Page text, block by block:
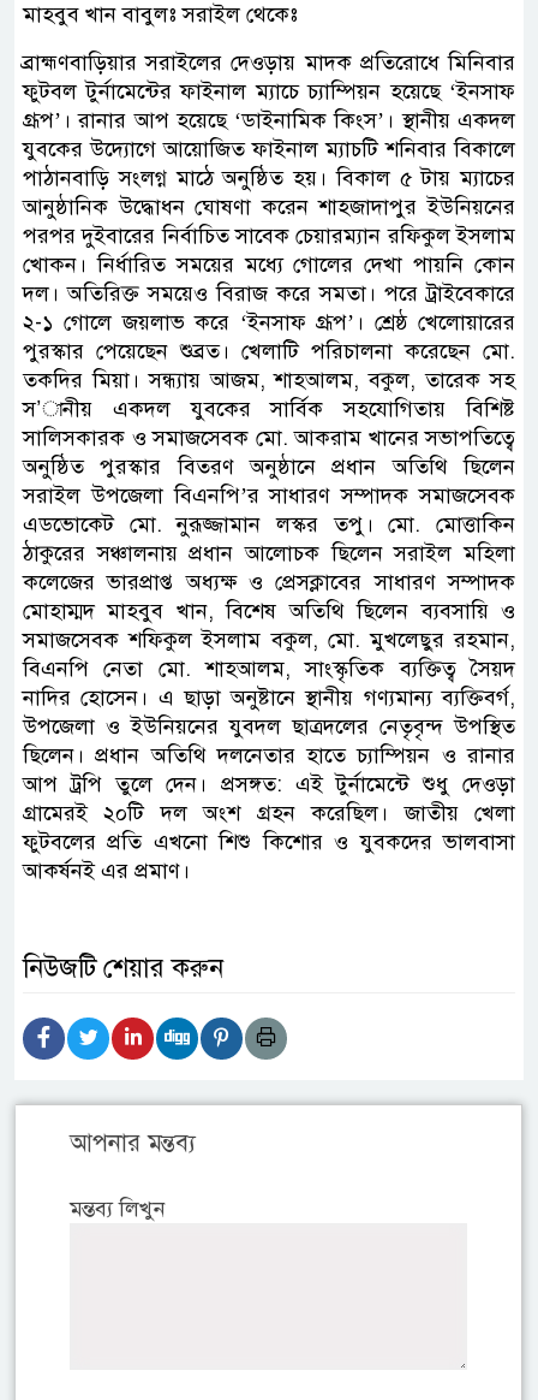
মাহবুব খান বাবুলঃ সরাইল থেকেঃ
ব্রাহ্মণবাড়িয়ার সরাইলের দেওড়ায় মাদক প্রতিরোধে মিনিবার
ফুটবল টুর্নামেন্টের ফাইনাল ম্যাচে চ্যাম্পিয়ন হয়েছে ‘ইনসাফ
গ্রূপ’। রানার আপ হয়েছে ‘ডাইনামিক কিংস’। স্থানীয় একদল
যুবকের উদ্যোগে আয়োজিত ফাইনাল ম্যাচটি শনিবার বিকালে
পাঠানবাড়ি সংলগ্ন মাঠে অনুষ্ঠিত হয়। বিকাল ৫ টায় ম্যাচের
আনুষ্ঠানিক উদ্ধোধন ঘোষণা করেন শাহজাদাপুর ইউনিয়নের
পরপর দুইবারের নির্বাচিত সাবেক চেয়ারম্যান রফিকুল ইসলাম
খোকন। নির্ধারিত সময়ের মধ্যে গোলের দেখা পায়নি কোন
দল। অতিরিক্ত সময়েও বিরাজ করে সমতা। পরে ট্রাইবেকারে
২-১ গোলে জয়লাভ করে ‘ইনসাফ গ্রূপ’। শ্রেষ্ঠ খেলোয়ারের
পুরস্কার পেয়েছেন শুব্রত। খেলাটি পরিচালনা করেছেন মো.
তকদির মিয়া। সন্ধ্যায় আজম, শাহআলম, বকুল, তারেক সহ
স’ানীয় একদল যুবকের সার্বিক সহযোগিতায় বিশিষ্ট
সালিসকারক ও সমাজসেবক মো. আকরাম খানের সভাপতিত্বে
অনুষ্ঠিত পুরস্কার বিতরণ অনুষ্ঠানে প্রধান অতিথি ছিলেন
সরাইল উপজেলা বিএনপি’র সাধারণ সম্পাদক সমাজসেবক
এডভোকেট মো. নুরূজ্জামান লস্কর তপু। মো. মোত্তাকিন
ঠাকুরের সঞ্চালনায় প্রধান আলোচক ছিলেন সরাইল মহিলা
কলেজের ভারপ্রাপ্ত অধ্যক্ষ ও প্রেসক্লাবের সাধারণ সম্পাদক
মোহাম্মদ মাহবুব খান, বিশেষ অতিথি ছিলেন ব্যবসায়ি ও
সমাজসেবক শফিকুল ইসলাম বকুল, মো. মুখলেছুর রহমান,
বিএনপি নেতা মো. শাহআলম, সাংস্কৃতিক ব্যক্তিত্ব সৈয়দ
নাদির হোসেন। এ ছাড়া অনুষ্টানে স্থানীয় গণ্যমান্য ব্যক্তিবর্গ,
উপজেলা ও ইউনিয়নের যুবদল ছাত্রদলের নেতৃবৃন্দ উপস্থিত
ছিলেন। প্রধান অতিথি দলনেতার হাতে চ্যাম্পিয়ন ও রানার
আপ ট্রপি তুলে দেন। প্রসঙ্গত: এই টুর্নামেন্টে শুধু দেওড়া
গ্রামেরই ২০টি দল অংশ গ্রহন করেছিল। জাতীয় খেলা
ফুটবলের প্রতি এখনো শিশু কিশোর ও যুবকদের ভালবাসা
আকর্ষনই এর প্রমাণ।
নিউজটি শেয়ার করুন
আপনার মন্তব্য
মন্তব্য লিখুন